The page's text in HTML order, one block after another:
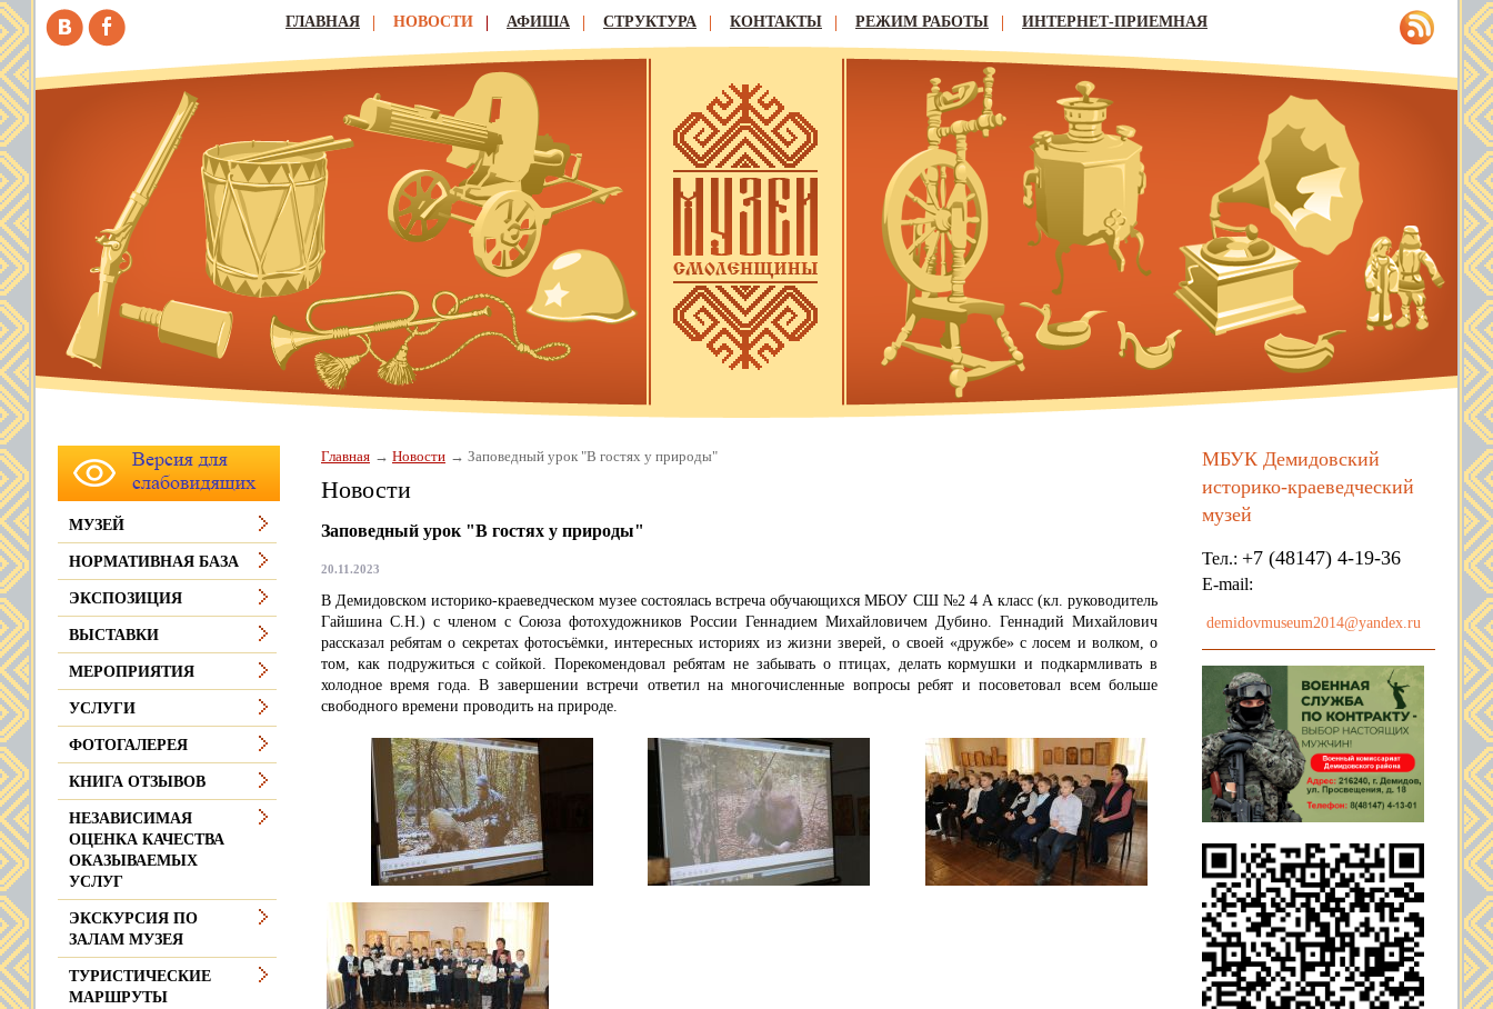
ГЛАВНАЯ НОВОСТИ АФИША СТРУКТУРА КОНТАКТЫ РЕЖИМ РАБОТЫ ИНТЕРНЕТ-ПРИЕМНАЯ
Главная Новости Заповедный урок "В гостях у природы"
Новости
Заповедный урок "В гостях у природы"
20.11.2023
В Демидовском историко-краеведческом музее состоялась встреча обучающихся МБОУ СШ №2 4 А класс (кл. руководитель
Гайшина С.Н.) с членом с Союза фотохудожников России Геннадием Михайловичем Дубино. Геннадий Михайлович
рассказал ребятам о секретах фотосъёмки, интересных историях из жизни зверей, о своей «дружбе» с лосем и волком, о
том, как подружиться с сойкой. Порекомендовал ребятам не забывать о птицах, делать кормушки и подкармливать в
холодное время года. В завершении встречи ответил на многочисленные вопросы ребят и посоветовал всем больше
свободного времени проводить на природе.
МУЗЕЙ
НОРМАТИВНАЯ БАЗА
ЭКСПОЗИЦИЯ
ВЫСТАВКИ
МЕРОПРИЯТИЯ
УСЛУГИ
ФОТОГАЛЕРЕЯ
КНИГА ОТЗЫВОВ
НЕЗАВИСИМАЯ
ОЦЕНКА КАЧЕСТВА
ОКАЗЫВАЕМЫХ
УСЛУГ
ЭКСКУРСИЯ ПО
ЗАЛАМ МУЗЕЯ
ТУРИСТИЧЕСКИЕ
МАРШРУТЫ
МБУК Демидовский
историко-краеведческий
музей
Тел.: +7 (48147) 4-19-36
E-mail:
demidovmuseum2014@yandex.ru